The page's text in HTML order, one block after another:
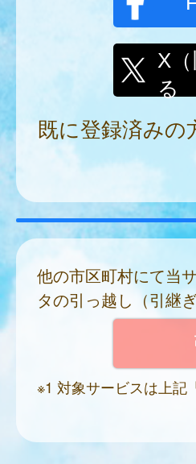
X
る
既に登録済みの
他の市区町村にて当
タの引っ越し（引継
※1 対象サービスは上記